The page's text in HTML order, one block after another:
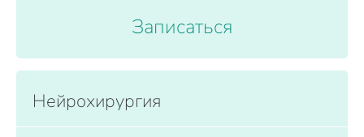
Записаться
Нейрохирургия